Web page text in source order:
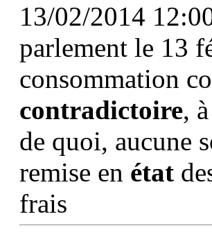
13/02/2014
parlement le 13
consommation
contradictoire,
de quoi, aucune
remise en état
frais